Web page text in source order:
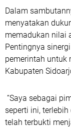
Dalam
menyatakan
memadukan nilai
Pentingnya
pemerintah untuk
Kabupaten
“Saya sebagai
seperti ini,
telah terbukti